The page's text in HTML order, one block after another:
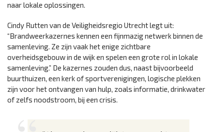
naar lokale oplossingen.
Cindy Rutten van de Veiligheidsregio Utrecht legt uit:
“Brandweerkazernes kennen een fijnmazig netwerk binnen de
samenleving. Ze zijn vaak het enige zichtbare
overheidsgebouw in de wijk en spelen een grote rol in lokale
samenleving.” De kazernes zouden dus, naast bijvoorbeeld
buurthuizen, een kerk of sportverenigingen, logische plekken
zijn voor het ontvangen van hulp, zoals informatie, drinkwater
of zelfs noodstroom, bij een crisis.